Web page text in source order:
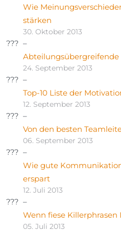
Wie
stärken
30. Oktober 2013
24. September 2013
Top-10 Liste der
12. September 2013
Von den besten
06. September 2013
Wie gute
erspart
12. Juli 2013
Wenn fiese
05. Juli 2013